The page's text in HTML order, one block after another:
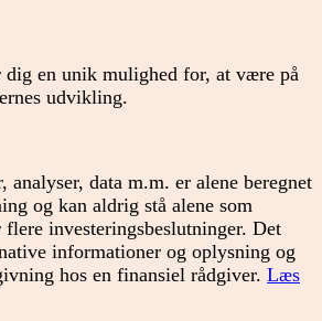
en unik mulighed for, at være på
udvikling.
data m.m. er alene beregnet
og kan aldrig stå alene som
investeringsbeslutninger. Det
informationer og oplysning og
hos en finansiel rådgiver. Læs